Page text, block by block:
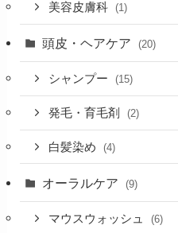
美容皮膚科 (1)
頭皮・ヘアケア (20)
シャンプー (15)
発毛・育毛剤 (2)
白髪染め (4)
オーラルケア (9)
マウスウォッシュ (6)